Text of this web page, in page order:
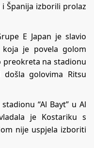
Španija izborili prolaz
E Japan je slavio
je povela golom
preokreta na stadionu
došla golovima Ritsu
“Al Bayt” u Al
je Kostariku s
nije uspjela izboriti